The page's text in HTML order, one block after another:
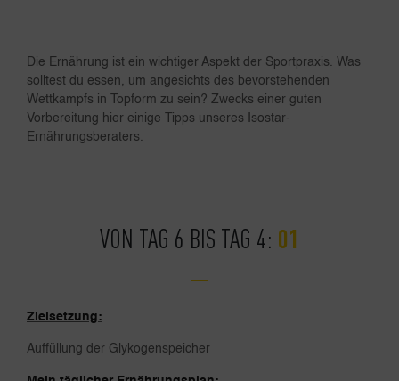
Die Ernährung ist ein wichtiger Aspekt der Sportpraxis. Was
solltest du essen, um angesichts des bevorstehenden
Wettkampfs in Topform zu sein? Zwecks einer guten
Vorbereitung hier einige Tipps unseres Isostar-
Ernährungsberaters.
VON TAG 6 BIS TAG 4:
Zielsetzung:
Auffüllung der Glykogenspeicher